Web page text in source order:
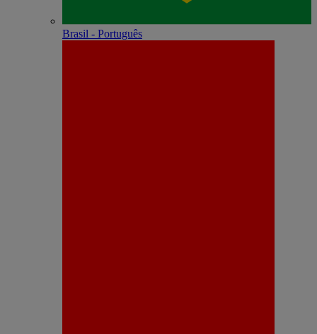
Brasil - Português